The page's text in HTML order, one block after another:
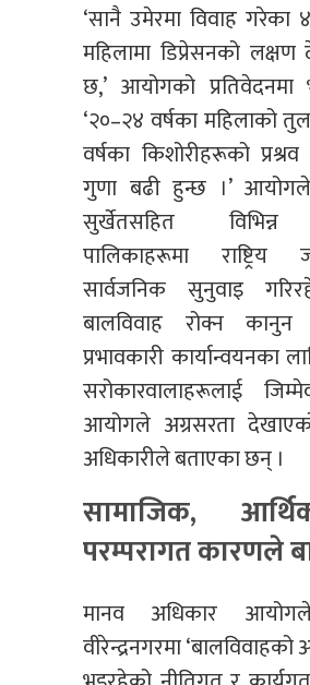
‘सानै उमेरमा विवाह गरेका
महिलामा डिप्रेसनको
छ,’ आयोगको
‘२०–२४ वर्षका महिलाको
वर्षका किशोरीहरूको
गुणा बढी हुन्छ ।’
सुर्खेतसहित विभिन्न
पालिकाहरूमा
सार्वजनिक सुनुवाइ
बालविवाह रोक्न
प्रभावकारी कार्यान्वयनका
सरोकारवालाहरूलाई
आयोगले अग्रसरता
अधिकारीले बताएका छन् ।
सामाजिक,
परम्परागत कारणले
मानव अधिकार
वीरेन्द्रनगरमा ‘बालविवाहको